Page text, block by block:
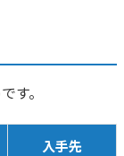
す。
入手先